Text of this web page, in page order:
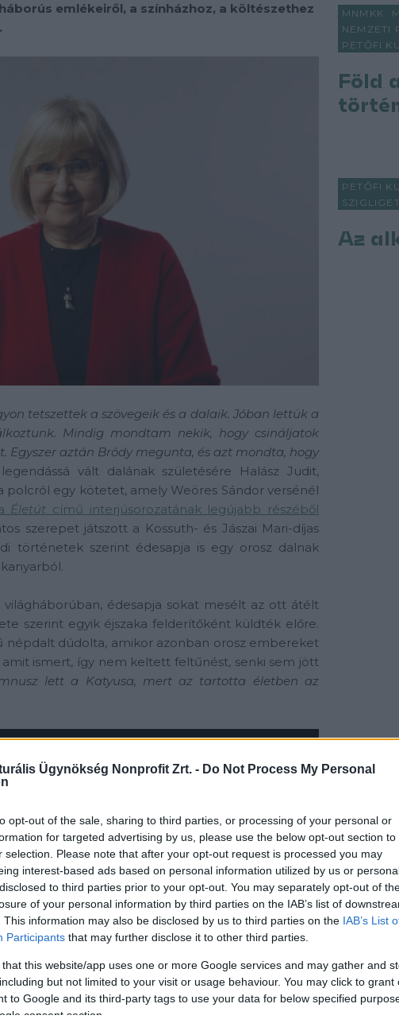
Ügynökség Nonprofit Zrt. - Do Not Process My Personal
opt-out of the sale, sharing to third parties, or processing of your personal or
for targeted advertising by us, please use the below opt-out section to
selection. Please note that after your opt-out request is processed you may
interest-based ads based on personal information utilized by us or
to third parties prior to your opt-out. You may separately opt-out of
of your personal information by third parties on the IAB’s list of
This information may also be disclosed by us to third parties on the IAB’s List
Participants that may further disclose it to other third parties.
that this website/app uses one or more Google services and may gather and
but not limited to your visit or usage behaviour. You may click to grant
to Google and its third-party tags to use your data for below specified
consent section.
emlékeiről, a színházhoz, a költészethez
tetszettek a szövegeik és a dalaik. Jóban lettük a
Mindig mondtam nekik, hogy csináljatok
Egyszer aztán Bródy megunta, és azt mondta, hogy
vált dalának születésére Halász Judit,
polcról egy kötetet, amely Weöres Sándor versénél
Életút című interjúsorozatának legújabb részéből
szerepet játszott a Kossuth- és Jászai Mari-díjas
történetek szerint édesapja is egy orosz dalnak
édesapja sokat mesélt az ott átélt
szerint egyik éjszaka felderítőként küldték előre.
népdalt dúdolta, amikor azonban orosz embereket
ismert, így nem keltett feltűnést, senki sem jött
lett a Katyusa, mert az tartotta életben az
és egy iskolai előadással kötelezte el magát a
a tehetségére, az iskolai ünnepségek állandó
azonban csak később,
kivilágosodott bennem, hogy te jó ég, ez egy
hogy mi leszek. Ha ez egy foglalkozás, akkor én
MNMKK
NEMZETI
PETŐFI
Föld
PETŐFI
Az